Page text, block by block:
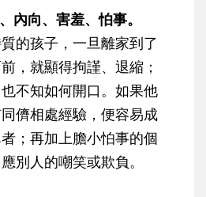
內向、害羞、怕事。
的孩子，一旦離家到了
，就顯得拘謹、退縮；
不知如何開口。如果他
儕相處經驗，便容易成
；再加上膽小怕事的個
別人的嘲笑或欺負。